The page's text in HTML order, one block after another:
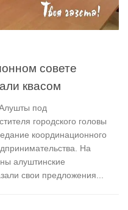
совете
квасом
под
городского головы
координационного
На
алуштинские
свои предложения...